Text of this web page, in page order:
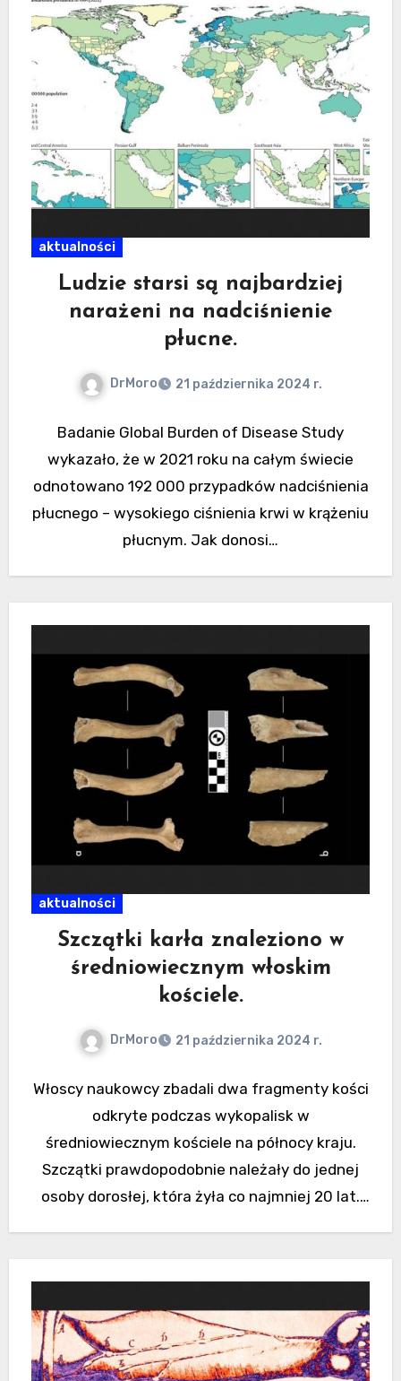
aktualności
Ludzie starsi są najbardziej
narażeni na nadciśnienie
płucne.
DrMoro 21 października 2024 r.
Badanie Global Burden of Disease Study
wykazało, że w 2021 roku na całym świecie
odnotowano 192 000 przypadków nadciśnienia
płucnego – wysokiego ciśnienia krwi w krążeniu
płucnym. Jak donosi…
aktualności
Szczątki karła znaleziono w
średniowiecznym włoskim
kościele.
DrMoro 21 października 2024 r.
Włoscy naukowcy zbadali dwa fragmenty kości
odkryte podczas wykopalisk w
średniowiecznym kościele na północy kraju.
Szczątki prawdopodobnie należały do ​​jednej
osoby dorosłej, która żyła co najmniej 20 lat.